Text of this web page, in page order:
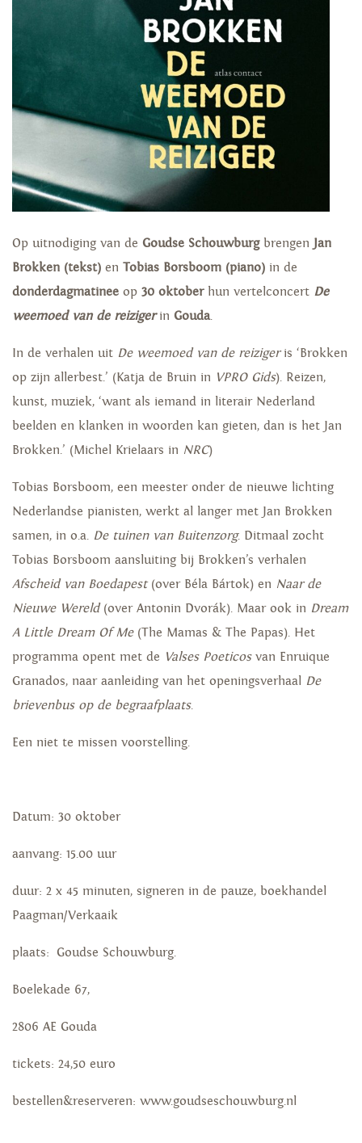
Op uitnodiging van de Goudse Schouwburgbrengen Jan
Brokken (tekst) en Tobias Borsboom (piano) in de
donderdagmatinee op 30 oktober hun vertelconcert De
weemoed van de reizigerin Gouda.
In de verhalen uit De weemoed van de reizigeris ‘Brokken
op zijn allerbest.’ (Katja de Bruin in VPRO Gids). Reizen,
kunst, muziek, ‘want als iemand in literair Nederland
beelden en klanken in woorden kan gieten, dan is het Jan
Brokken.’ (Michel Krielaars in NRC)
Tobias Borsboom, een meester onder de nieuwe lichting
Nederlandse pianisten, werkt al langer met Jan Brokken
samen, in o.a. De tuinen van Buitenzorg. Ditmaal zocht
Tobias Borsboom aansluiting bij Brokken’s verhalen
Afscheid van Boedapest (over Béla Bártok) en Naar de
Nieuwe Wereld (over Antonin Dvorák). Maar ook in Dream
A Little Dream Of Me (The Mamas & The Papas). Het
programma opent met de Valses Poeticosvan Enruique
Granados, naar aanleiding van het openingsverhaal De
brievenbus op de begraafplaats.
Een niet te missen voorstelling.
Datum: 30 oktober
aanvang: 15.00 uur
duur: 2 x 45 minuten, signeren in de pauze, boekhandel
Paagman/Verkaaik
plaats: Goudse Schouwburg.
Boelekade 67,
2806 AE Gouda
tickets: 24,50 euro
bestellen&reserveren: www.goudseschouwburg.nl